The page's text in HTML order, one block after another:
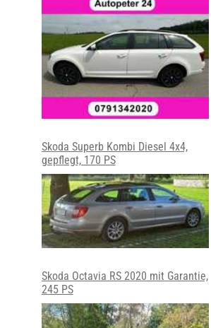
Skoda Superb Kombi Diesel 4x4,
gepflegt, 170 PS
Skoda Octavia RS 2020 mit Garantie,
245 PS